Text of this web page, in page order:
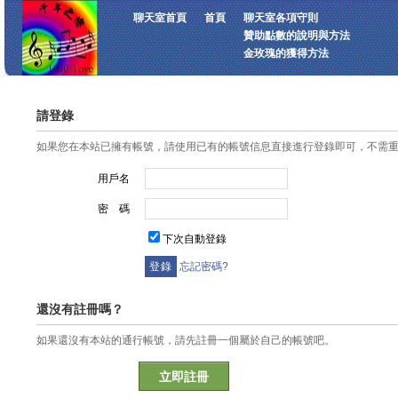
聊天室首頁 首頁
聊天室各項守則
贊助點數的說明與方法
金玫瑰的獲得方法
請登錄
如果您在本站已擁有帳號，請使用已有的帳號信息直接進行登錄即可，不需
用戶名
密 碼
下次自動登錄
忘記密碼?
還沒有註冊嗎？
如果還沒有本站的通行帳號，請先註冊一個屬於自己的帳號吧。
立即註冊